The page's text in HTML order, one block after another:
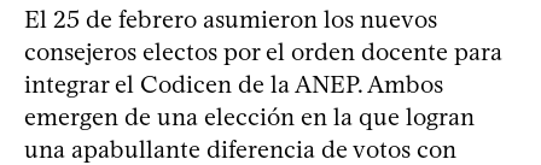
El 25 de febrero asumieron los nuevos
consejeros electos por el orden docente para
integrar el Codicen de la ANEP. Ambos
emergen de una elección en la que logran
una apabullante diferencia de votos con